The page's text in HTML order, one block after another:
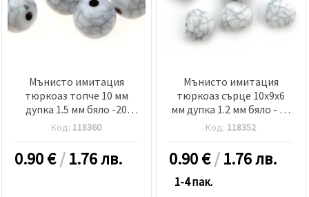
Мънисто имитация
тюркоаз топче 10 мм
дупка 1.5 мм бяло -20
грама ~35 броя
Код: 118360
0.90€/1.76 лв.
Мънисто имитация
тюркоаз сърце 10x9x6
мм дупка 1.2 мм бяло - 20
грама ~55 броя
Код: 118352
0.90€/1.76 лв.
1-4 пак.